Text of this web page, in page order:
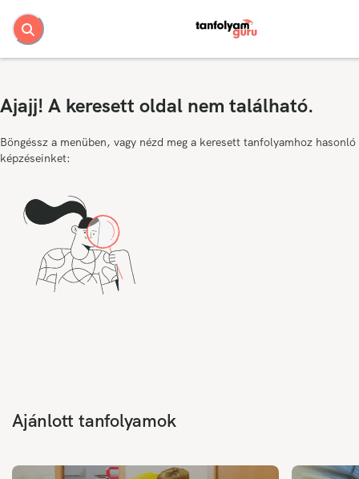
Ajajj! A keresett oldal nem található.
Böngéssz a menüben, vagy nézd meg a keresett tanfolyamhoz hasonló
képzéseinket:
Ajánlott tanfolyamok